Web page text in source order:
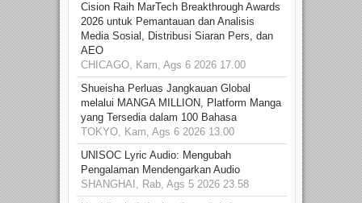
Cision Raih MarTech Breakthrough Awards
2026 untuk Pemantauan dan Analisis
Media Sosial, Distribusi Siaran Pers, dan
AEO
CHICAGO, Kam, Ags 6 2026 17.00
Shueisha Perluas Jangkauan Global
melalui MANGA MILLION, Platform Manga
yang Tersedia dalam 100 Bahasa
TOKYO, Kam, Ags 6 2026 13.00
UNISOC Lyric Audio: Mengubah
Pengalaman Mendengarkan Audio
SHANGHAI, Rab, Ags 5 2026 23.58